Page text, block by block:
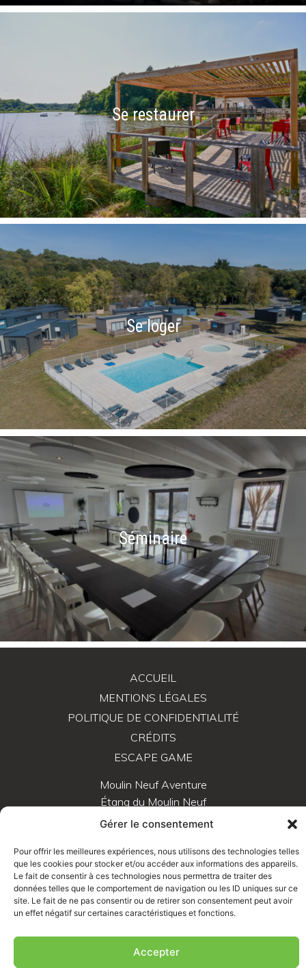
Gérer le consentement
Pour offrir les meilleures expériences, nous utilisons des technologies telles
que les cookies pour stocker et/ou accéder aux informations des appareils.
Le fait de consentir à ces technologies nous permettra de traiter des
données telles que le comportement de navigation ou les ID uniques sur ce
site. Le fait de ne pas consentir ou de retirer son consentement peut avoir
un effet négatif sur certaines caractéristiques et fonctions.
Accepter
Se restaurer
Se loger
Séminaire
ACCUEIL
MENTIONS LÉGALES
POLITIQUE DE CONFIDENTIALITÉ
CRÉDITS
ESCAPE GAME
Moulin Neuf Aventure
Étang du Moulin Neuf
56220 Rochefort-en-Terre
info@moulin-neuf-aventure.bzh